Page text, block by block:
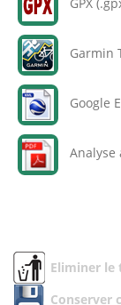
Garmin
Google
Analyse
Eliminer le
Conserver